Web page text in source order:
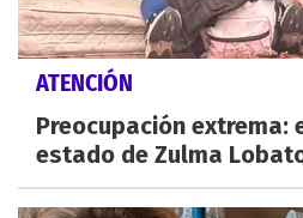
ATENCIÓN
Preocupación extrema:
estado de Zulma